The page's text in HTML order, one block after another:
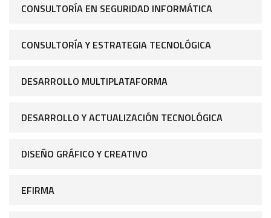
CONSULTORÍA EN SEGURIDAD INFORMÁTICA
CONSULTORÍA Y ESTRATEGIA TECNOLÓGICA
DESARROLLO MULTIPLATAFORMA
DESARROLLO Y ACTUALIZACIÓN TECNOLÓGICA
DISEÑO GRÁFICO Y CREATIVO
EFIRMA